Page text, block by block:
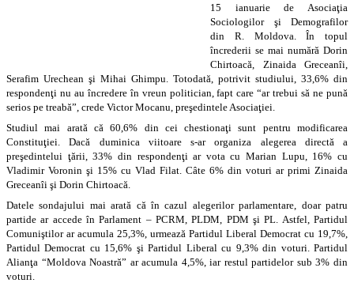
15 ianuarie de Asociaţia
Sociologilor şi Demografilor
din R. Moldova. În topul
încrederii se mai numără Dorin
Chirtoacă, Zinaida Greceanîi,
Serafim Urechean şi Mihai Ghimpu. Totodată, potrivit studiului, 33,6% din
respondenţi nu au încredere în vreun politician, fapt care “ar trebui să ne pună
serios pe treabă”, crede Victor Mocanu, preşedintele Asociaţiei.
Studiul mai arată că 60,6% din cei chestionaţi sunt pentru modificarea
Constituţiei. Dacă duminica viitoare s-ar organiza alegerea directă a
preşedintelui ţării, 33% din respondenţi ar vota cu Marian Lupu, 16% cu
Vladimir Voronin şi 15% cu Vlad Filat. Câte 6% din voturi ar primi Zinaida
Greceanîi şi Dorin Chirtoacă.
Datele sondajului mai arată că în cazul alegerilor parlamentare, doar patru
partide ar accede în Parlament – PCRM, PLDM, PDM şi PL. Astfel, Partidul
Comuniştilor ar acumula 25,3%, urmează Partidul Liberal Democrat cu 19,7%,
Partidul Democrat cu 15,6% şi Partidul Liberal cu 9,3% din voturi. Partidul
Alianţa “Moldova Noastră” ar acumula 4,5%, iar restul partidelor sub 3% din
voturi.